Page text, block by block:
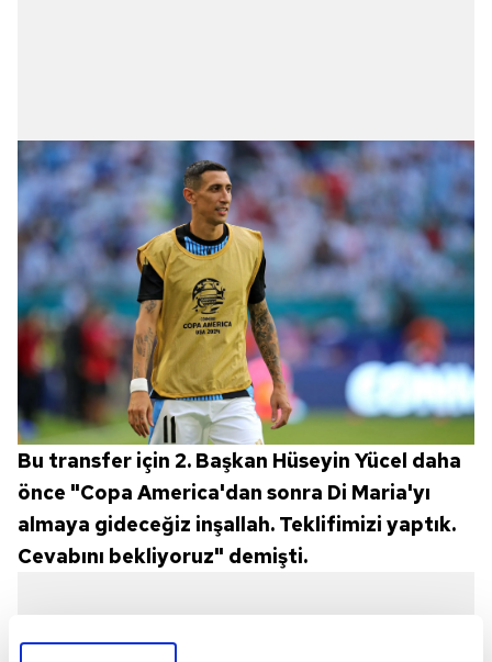
Bu transfer için 2. Başkan Hüseyin Yücel daha
önce "Copa America'dan sonra Di Maria'yı
almaya gideceğiz inşallah. Teklifimizi yaptık.
Cevabını bekliyoruz" demişti.